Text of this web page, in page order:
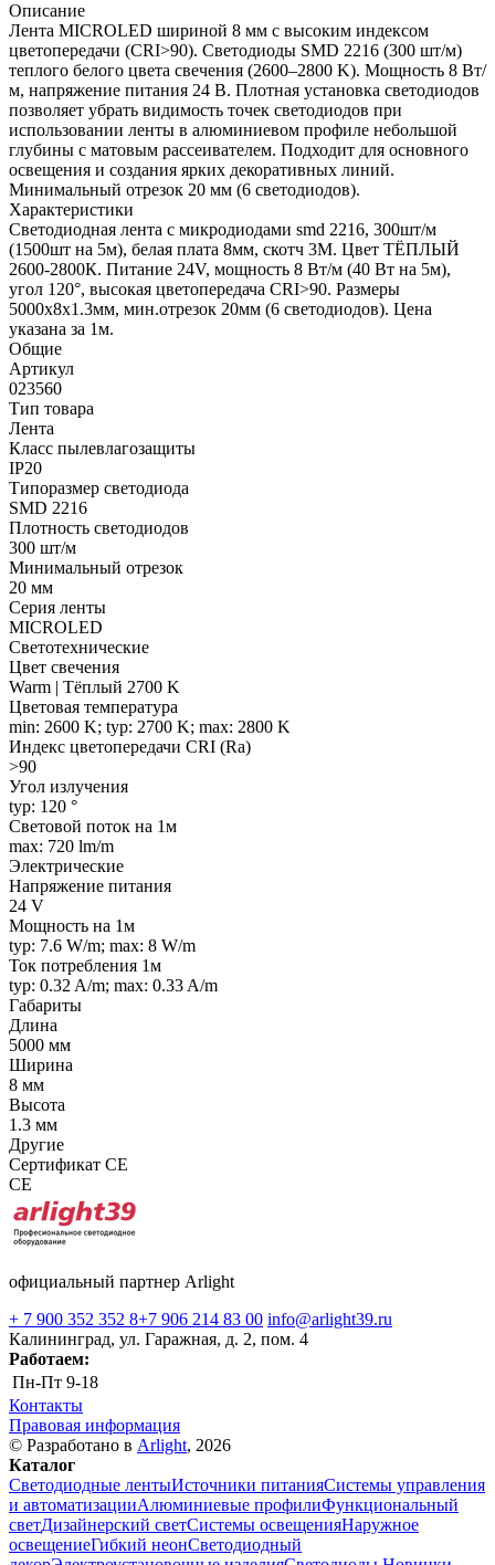
Описание
Лента MICROLED шириной 8 мм с высоким индексом
цветопередачи (CRI>90). Светодиоды SMD 2216 (300 шт/м)
теплого белого цвета свечения (2600–2800 K). Мощность 8 Вт/
м, напряжение питания 24 В. Плотная установка светодиодов
позволяет убрать видимость точек светодиодов при
использовании ленты в алюминиевом профиле небольшой
глубины с матовым рассеивателем. Подходит для основного
освещения и создания ярких декоративных линий.
Минимальный отрезок 20 мм (6 светодиодов).
Характеристики
Светодиодная лента с микродиодами smd 2216, 300шт/м
(1500шт на 5м), белая плата 8мм, скотч 3М. Цвет ТЁПЛЫЙ
2600-2800К. Питание 24V, мощность 8 Вт/м (40 Вт на 5м),
угол 120°, высокая цветопередача CRI>90. Размеры
5000х8х1.3мм, мин.отрезок 20мм (6 светодиодов). Цена
указана за 1м.
Общие
Артикул
023560
Тип товара
Лента
Класс пылевлагозащиты
IP20
Типоразмер светодиода
SMD 2216
Плотность светодиодов
300 шт/м
Минимальный отрезок
20 мм
Серия ленты
MICROLED
Светотехнические
Цвет свечения
Warm | Тёплый 2700 K
Цветовая температура
min: 2600 K; typ: 2700 K; max: 2800 K
Индекс цветопередачи CRI (Ra)
>90
Угол излучения
typ: 120 °
Световой поток на 1м
max: 720 lm/m
Электрические
Напряжение питания
24 V
Мощность на 1м
typ: 7.6 W/m; max: 8 W/m
Ток потребления 1м
typ: 0.32 A/m; max: 0.33 A/m
Габариты
Длина
5000 мм
Ширина
8 мм
Высота
1.3 мм
Другие
Сертификат CE
CE
официальный партнер Arlight
+ 7 900 352 352 8+7 906 214 83 00 info@arlight39.ru
Калининград, ул. Гаражная, д. 2, пом. 4
Работаем:
Пн-Пт 9-18
Контакты
Правовая информация
© Разработано в Arlight, 2026
Каталог
Светодиодные лентыИсточники питанияСистемы управления
и автоматизацииАлюминиевые профилиФункциональный
светДизайнерский светСистемы освещенияНаружное
освещениеГибкий неонСветодиодный